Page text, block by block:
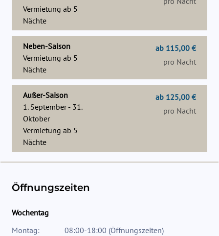
Vermietung ab 5
Nächte
Neben-Saison
Vermietung ab 5
Nächte
ab 115,00 €
pro Nacht
Außer-Saison
1. September - 31.
Oktober
Vermietung ab 5
Nächte
ab 125,00 €
pro Nacht
Öffnungszeiten
Wochentag
Montag:
08:00-18:00 (Öffnungszeiten)